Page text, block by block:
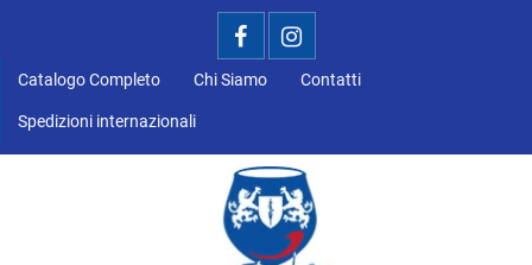
Catalogo Completo Chi Siamo Contatti
Spedizioni internazionali